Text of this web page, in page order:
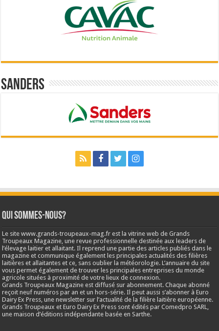
Sanders
Qui sommes-nous?
Le site www.grands-troupeaux-mag.fr est la vitrine web de Grands
Troupeaux Magazine, une revue professionnelle destinée aux leaders de
l’élevage laitier et allaitant. Il reprend une partie des articles publiés dans le
magazine et communique également les principales actualités des filières
laitières et allaitantes et ce, sans oublier la météorologie. L’annuaire du site
vous permet également de trouver les principales entreprises du monde
agricole situées à proximité de votre lieux de connexion.
Grands Troupeaux Magazine est diffusé sur abonnement. Chaque abonné
reçoit neuf numéros par an et un hors-série. Il peut aussi s’abonner à Euro
Dairy Ex Press, une newsletter sur l’actualité de la filière laitière européenne.
Grands Troupeaux et Euro Dairy Ex Press sont édités par Comedpro SARL,
une maison d’éditions indépendante basée en Sarthe.